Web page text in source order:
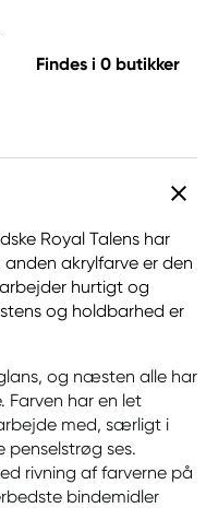
Findes i 0 butikker
Royal Talens har
akrylfarve er den
hurtigt og
og holdbarhed er
og næsten alle har
har en let
med, særligt i
ses.
rivning af farverne på
bindemidler